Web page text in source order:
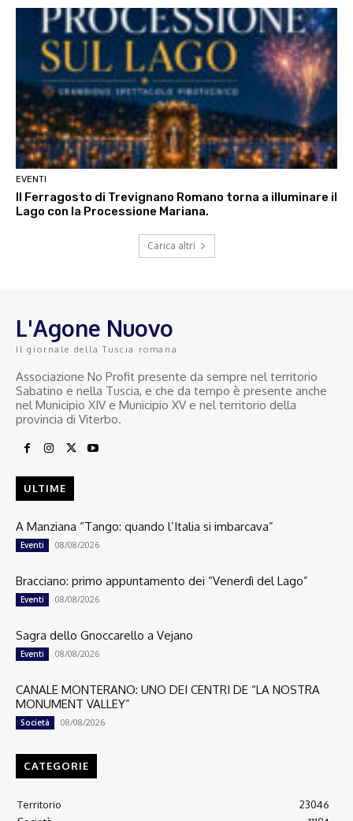
EVENTI
Il Ferragosto di Trevignano Romano torna a illuminare il
Lago con la Processione Mariana.
Carica altri
L'Agone Nuovo
Il giornale della Tuscia romana
Associazione No Profit presente da sempre nel territorio
Sabatino e nella Tuscia, e che da tempo è presente anche
nel Municipio XIV e Municipio XV e nel territorio della
provincia di Viterbo.
ULTIME
A Manziana “Tango: quando l’Italia si imbarcava”
Eventi 08/08/2026
Bracciano: primo appuntamento dei “Venerdì del Lago”
Eventi 08/08/2026
Sagra dello Gnoccarello a Vejano
Eventi 08/08/2026
CANALE MONTERANO: UNO DEI CENTRI DE “LA NOSTRA
MONUMENT VALLEY”
Società 08/08/2026
CATEGORIE
Territorio
23046